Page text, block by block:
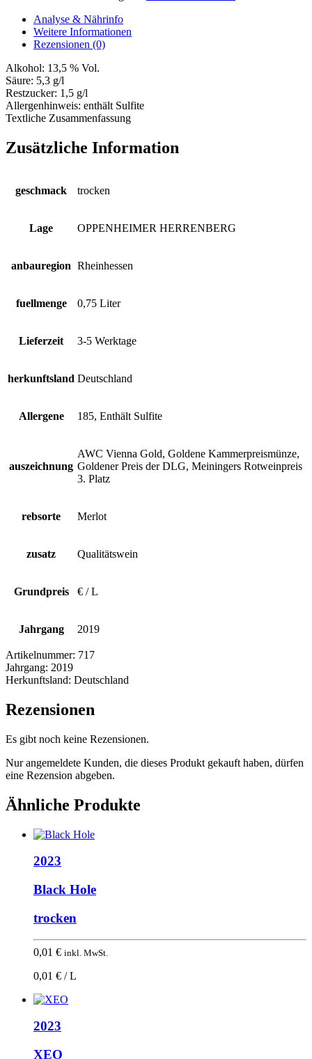
Menge
Analyse & Nährinfo
Weitere Informationen
Rezensionen (0)
Alkohol: 13,5 % Vol.
Säure: 5,3 g/l
Restzucker: 1,5 g/l
Allergenhinweis: enthält Sulfite
Textliche Zusammenfassung
Zusätzliche Information
geschmack trocken
Lage OPPENHEIMER HERRENBERG
anbauregion Rheinhessen
fuellmenge 0,75 Liter
Lieferzeit 3-5 Werktage
herkunftsland Deutschland
Allergene 185, Enthält Sulfite
auszeichnung
AWC Vienna Gold, Goldene Kammerpreismünze,
Goldener Preis der DLG, Meiningers Rotweinpreis
3. Platz
rebsorte Merlot
zusatz Qualitätswein
Grundpreis € / L
Jahrgang 2019
Artikelnummer: 717
Jahrgang: 2019
Herkunftsland: Deutschland
Rezensionen
Es gibt noch keine Rezensionen.
Nur angemeldete Kunden, die dieses Produkt gekauft haben, dürfen
eine Rezension abgeben.
Ähnliche Produkte
2023
Black Hole
trocken
0,01 € inkl. MwSt.
0,01 € / L
2023
XEO